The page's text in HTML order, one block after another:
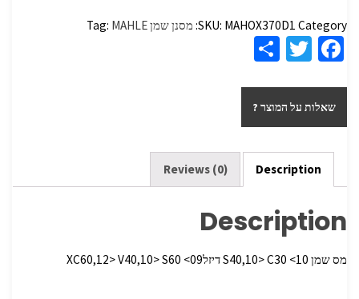
SKU: MAHOX370D1 Category: מסנן שמן Tag: MAHLE
Fa
b
o
o
k
T
tt
er
ar
e
שאלות על המוצר ?
Description
Reviews (0)
Description
מס שמן S40,10> C30 <10 דיזלXC60,12> V40,10> S60 <09